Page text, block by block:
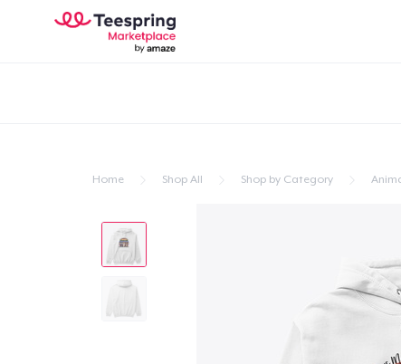
Home Shop All Shop by Category